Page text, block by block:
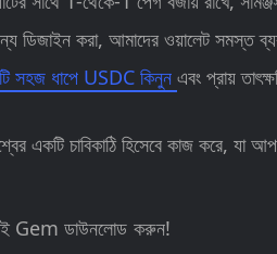
ডিজাইন করা, আমাদের ওয়ালেট সমস্ত
সহজ ধাপে USDC কিনুন এবং প্রায়
একটি চাবিকাঠি হিসেবে কাজ করে, যা
Gem ডাউনলোড করুন!